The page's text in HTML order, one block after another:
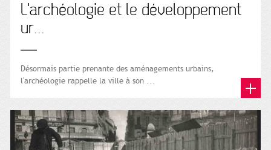
L'archéologie et le développement
ur...
Désormais partie prenante des aménagements urbains,
l'archéologie rappelle la ville à son ...